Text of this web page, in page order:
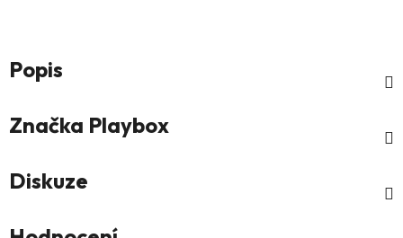
Popis
Značka Playbox
Diskuze